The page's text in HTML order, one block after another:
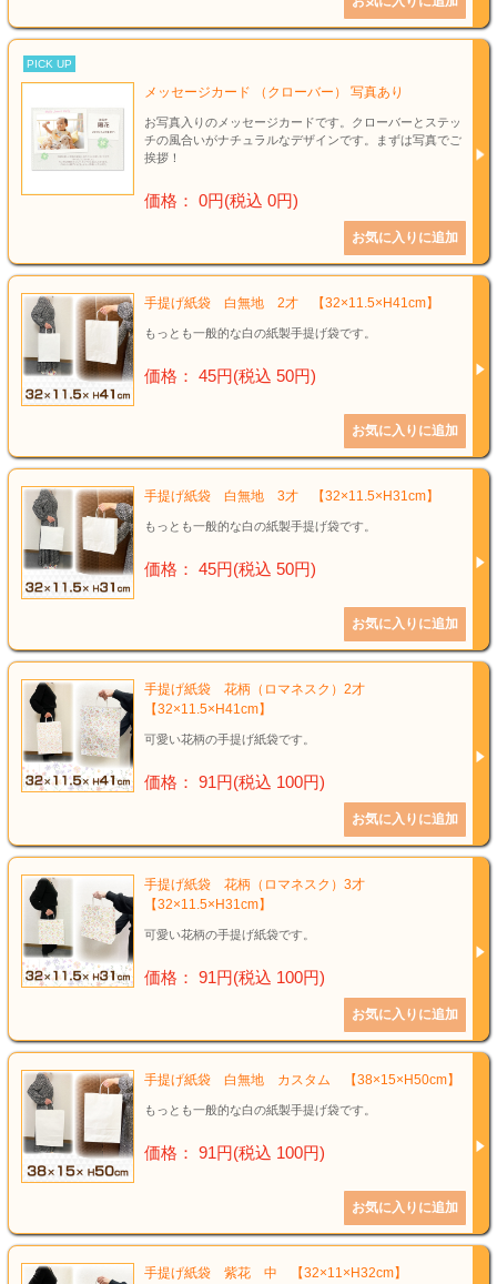
PICK UP
メッセージカード （クローバー） 写真あり
お写真入りのメッセージカードです。クローバーとステッ
チの風合いがナチュラルなデザインです。まずは写真でご
挨拶！
価格： 0円(税込 0円)
手提げ紙袋 白無地 2才 【32×11.5×H41cm】
もっとも一般的な白の紙製手提げ袋です。
価格： 45円(税込 50円)
手提げ紙袋 白無地 3才 【32×11.5×H31cm】
もっとも一般的な白の紙製手提げ袋です。
価格： 45円(税込 50円)
手提げ紙袋 花柄（ロマネスク）2才
【32×11.5×H41cm】
可愛い花柄の手提げ紙袋です。
価格： 91円(税込 100円)
手提げ紙袋 花柄（ロマネスク）3才
【32×11.5×H31cm】
可愛い花柄の手提げ紙袋です。
価格： 91円(税込 100円)
手提げ紙袋 白無地 カスタム 【38×15×H50cm】
もっとも一般的な白の紙製手提げ袋です。
価格： 91円(税込 100円)
手提げ紙袋 紫花 中 【32×11×H32cm】